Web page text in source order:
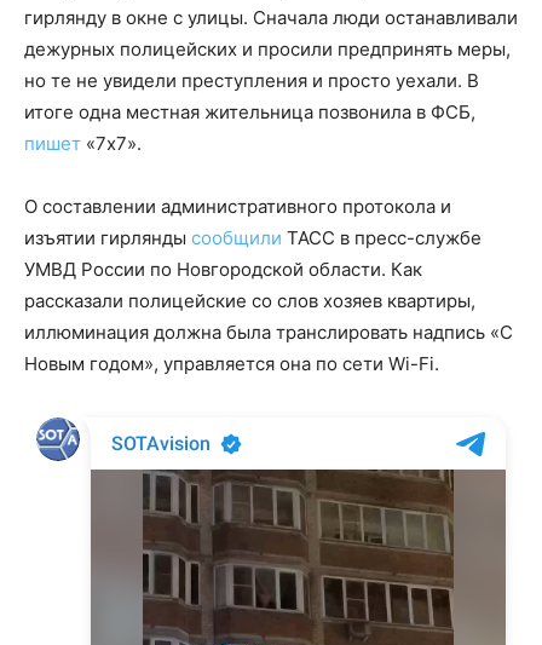
гирлянду в окне с улицы. Сначала люди останавливали
дежурных полицейских и просили предпринять меры,
но те не увидели преступления и просто уехали. В
итоге одна местная жительница позвонила в ФСБ,
пишет «7х7».
О составлении административного протокола и
изъятии гирлянды сообщили ТАСС в пресс-службе
УМВД России по Новгородской области. Как
рассказали полицейские со слов хозяев квартиры,
иллюминация должна была транслировать надпись «С
Новым годом», управляется она по сети Wi-Fi.